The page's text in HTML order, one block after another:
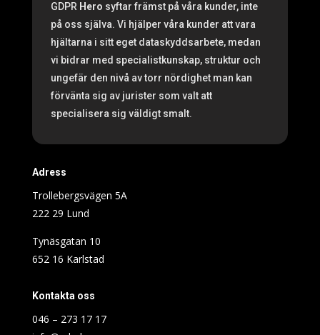
GDPR Hero syftar främst på våra kunder, inte
på oss själva. Vi hjälper våra kunder att vara
hjältarna i sitt eget dataskyddsarbete, medan
vi bidrar med specialistkunskap, struktur och
ungefär den nivå av torr nördighet man kan
förvänta sig av jurister som valt att
specialisera sig väldigt smalt.
Adress
Trollebergsvägen 5A
222 29 Lund
Tynäsgatan 10
652 16 Karlstad
Kontakta oss
046 – 273 17 17